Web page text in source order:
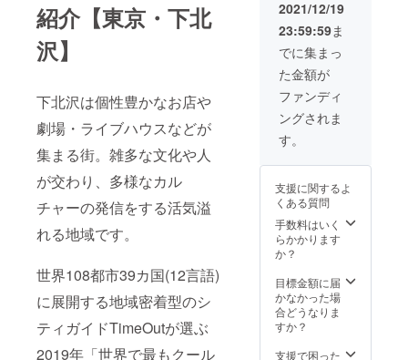
紹介【東京・下北
沢】
下北沢は個性豊かなお店や
劇場・ライブハウスなどが
集まる街。雑多な文化や人
が交わり、多様なカル
チャーの発信をする活気溢
れる地域です。
世界108都市39カ国(12言語)
に展開する地域密着型のシ
ティガイドTimeOutが選ぶ
2019年「世界で最もクール
日
（土）
16:30〜
18:00
集合
シモキ
タフロ
ント
ピアノ
＊ 募
集 ５
人くら
いまで
グルー
参加の
場合は
それぞ
れお申
くださ
Bar
Joint ,
かま
いキッ
チ
ン ,
下北線
路街 空
き
,
cafe
Happy
, カ
店・八
月 ,
CAFE
KOYOI
RBL
ワン
オー
ダー頂
いた方
にドリ
ンク1杯
ご提供
(アル
コール&
ルの一
部か
ら)。 2
10杯ま
で。 ■
(タイ料
理) オリ
ジナル
いロッ
クバー
Mother
の山崎
千鶴子
さん
や、か
つて魚
屋・柏
在はシ
モキタ
フロン
トオー
ナー柏
雅弘さ
ビュー
もあ
り、下
限定5個
candle
限定5個
Candle
限定5個
ろ
[クラウ
ドファ
ンディ
ング特
典]
⭐︎「おう
エルの
しお
り」
ンドル
ロース
にある
と思っ
ていま
す。 衣
装は事
務局で
も用意
リジナ
ルの精
霊さん
での参
加も大
歓迎で
の案内
で参加
店舗を
けば、
ドルの
制作 小
径のノ
エル参
加の
キャン
ドル
アー
リジナ
ンドル
の制作
をお願
いでき
できる
キャン
ドル
ト
2021/12/19
23:59:59ま
でに集まっ
た金額が
ファンディ
ングされま
す。
支援に関するよ
くある質問
手数料はいく
らかかります
か？
目標金額に届
かなかった場
合どうなりま
すか？
支援で困った